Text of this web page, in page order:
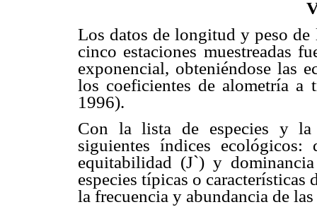
Los datos de longitud y peso de
cinco estaciones muestreadas
exponencial, obteniéndose las
los coeficientes de alometría a
1996).
Con la lista de especies y la
siguientes índices
equitabilidad (J`) y
especies típicas o características
la frecuencia y abundancia de